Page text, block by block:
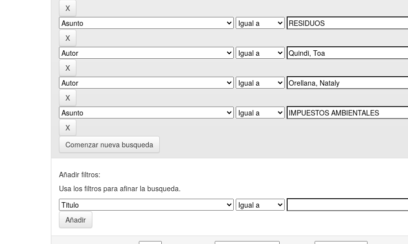
Comenzar nueva busqueda
Añadir filtros:
Usa los filtros para afinar la busqueda.